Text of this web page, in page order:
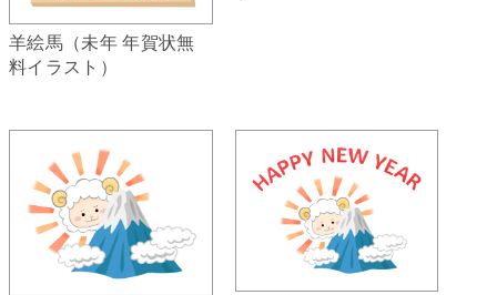
羊絵馬（未年 年賀状無
料イラスト）